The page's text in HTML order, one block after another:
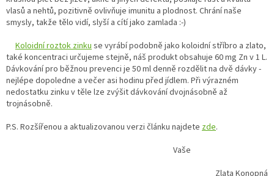
vlasů a nehtů, pozitivně ovlivňuje imunitu a plodnost. Chrání naše
smysly, takže tělo vidí, slyší a cítí jako zamlada :-)
Koloidní roztok zinku se vyrábí podobně jako koloidní stříbro a zlato,
také koncentraci určujeme stejně, náš produkt obsahuje 60 mg Zn v 1 L.
Dávkování pro běžnou prevenci je 50 ml denně rozdělit na dvě dávky -
nejlépe dopoledne a večer asi hodinu před jídlem. Při výrazném
nedostatku zinku v těle lze zvýšit dávkování dvojnásobně až
trojnásobně.
P.S. Rozšířenou a aktualizovanou verzi článku najdete zde.
Vaše
Zlata Konopná